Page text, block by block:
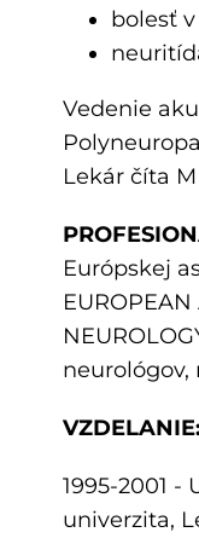
bolesť
Vedenie
Lekár číta
Európskej
neurológov,
VZDELANIE:
1995-2001 -
univerzita,